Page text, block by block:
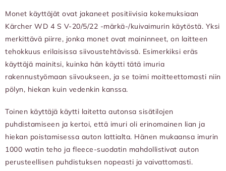
Monet käyttäjät ovat jakaneet positiivisia kokemuksiaan
Kärcher WD 4 S V-20/5/22 -märkä-/kuivaimurin käytöstä. Yksi
merkittävä piirre, jonka monet ovat maininneet, on laitteen
tehokkuus erilaisissa siivoustehtävissä. Esimerkiksi eräs
käyttäjä mainitsi, kuinka hän käytti tätä imuria
rakennustyömaan siivoukseen, ja se toimi moitteettomasti niin
pölyn, hiekan kuin vedenkin kanssa.
Toinen käyttäjä käytti laitetta autonsa sisätilojen
puhdistamiseen ja kertoi, että imuri oli erinomainen lian ja
hiekan poistamisessa auton lattialta. Hänen mukaansa imurin
1000 watin teho ja fleece-suodatin mahdollistivat auton
perusteellisen puhdistuksen nopeasti ja vaivattomasti.